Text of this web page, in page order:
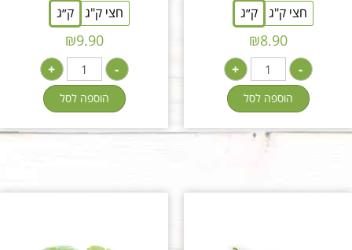
חצי ק"ג ק״ג
₪8.90
-
+
הוספה לסל
חצי ק"ג ק״ג
₪9.90
-
+
הוספה לסל